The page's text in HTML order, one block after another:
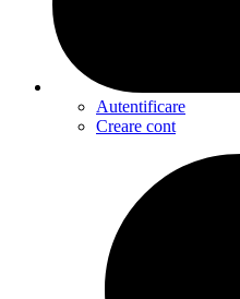
Autentificare
Creare cont